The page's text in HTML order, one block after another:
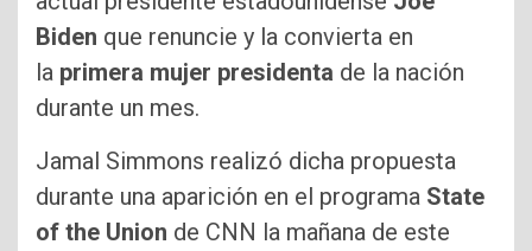
Biden que renuncie y la convierta en
la primera mujer presidenta de la nación
durante un mes.
Jamal Simmons realizó dicha propuesta
durante una aparición en el programa State
of the Union de CNN la mañana de este